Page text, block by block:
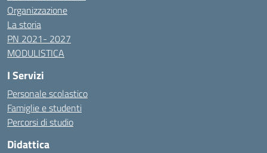
Organizzazione
La storia
PN 2021- 2027
MODULISTICA
I Servizi
Personale scolastico
Famiglie e studenti
Percorsi di studio
Didattica